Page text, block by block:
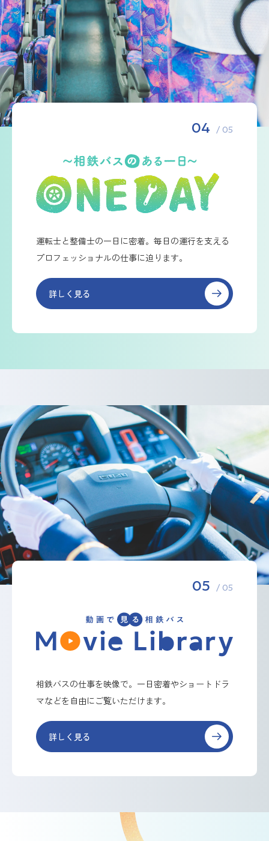
04 / 05
運転士と整備士の一日に密着。毎日の運行を支える
プロフェッショナルの仕事に迫ります。
詳しく見る
05 / 05
相鉄バスの仕事を映像で。一日密着やショートドラ
マなどを自由にご覧いただけます。
詳しく見る